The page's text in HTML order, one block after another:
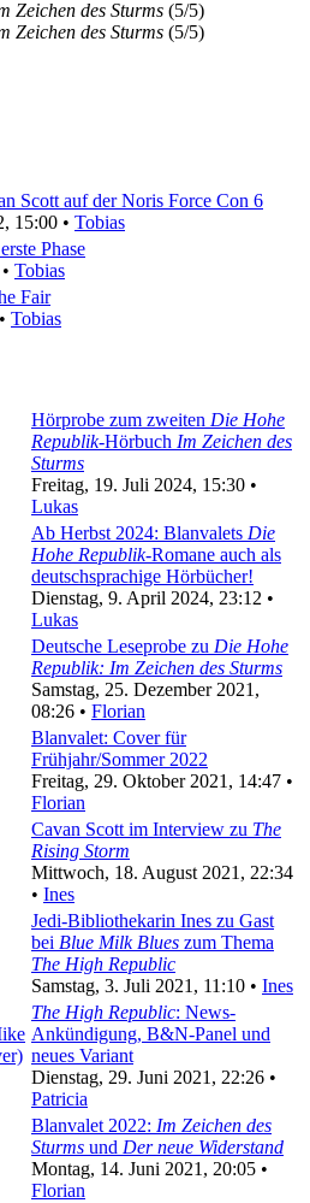
Zeichen des Sturms (5/5)
Zeichen des Sturms (5/5)
Scott auf der Noris Force Con 6
15:00 • Tobias
Phase
Tobias
Fair
Tobias
Hörprobe zum zweiten Die Hohe
Republik-Hörbuch Im Zeichen des
Sturms
Freitag, 19. Juli 2024, 15:30 •
Lukas
Ab Herbst 2024: Blanvalets Die
Hohe Republik-Romane auch als
deutschsprachige Hörbücher!
Dienstag, 9. April 2024, 23:12 •
Lukas
Deutsche Leseprobe zu Die Hohe
Republik: Im Zeichen des Sturms
Samstag, 25. Dezember 2021,
08:26 • Florian
Blanvalet: Cover für
Frühjahr/Sommer 2022
Freitag, 29. Oktober 2021, 14:47 •
Florian
Cavan Scott im Interview zu The
Rising Storm
Mittwoch, 18. August 2021, 22:34
• Ines
Jedi-Bibliothekarin Ines zu Gast
bei Blue Milk Blues zum Thema
The High Republic
Samstag, 3. Juli 2021, 11:10 • Ines
The High Republic: News-
Ankündigung, B&N-Panel und
neues Variant
Dienstag, 29. Juni 2021, 22:26 •
Patricia
Blanvalet 2022: Im Zeichen des
Sturms und Der neue Widerstand
Montag, 14. Juni 2021, 20:05 •
Florian